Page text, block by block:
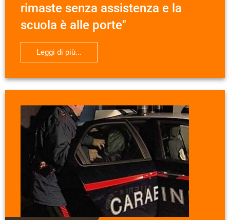
rimaste senza assistenza e la
scuola è alle porte"
Leggi di più...